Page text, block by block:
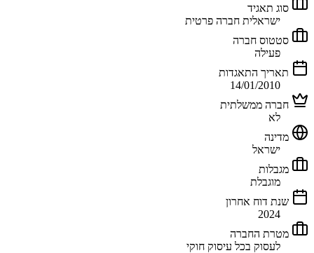
סוג תאגיד
ישראלית חברה פרטית
סטטוס חברה
פעילה
תאריך התאגדות
14/01/2010
חברה ממשלתית
לא
מדינה
ישראל
מגבלות
מוגבלת
שנת דוח אחרון
2024
מטרת החברה
לעסוק בכל עיסוק חוקי